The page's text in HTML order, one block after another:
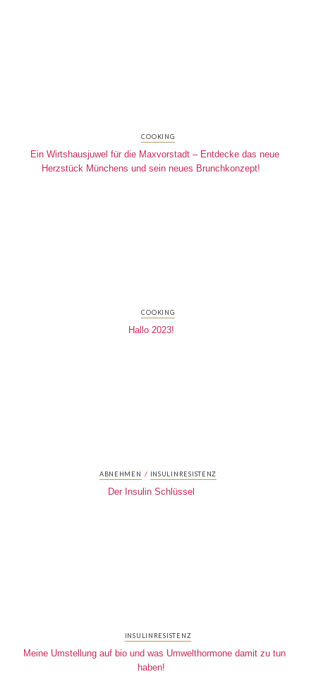
COOKING
Ein Wirtshausjuwel für die Maxvorstadt – Entdecke das neue
Herzstück Münchens und sein neues Brunchkonzept!
COOKING
Hallo 2023!
ABNEHMEN / INSULINRESISTENZ
Der Insulin Schlüssel
INSULINRESISTENZ
Meine Umstellung auf bio und was Umwelthormone damit zu tun
haben!